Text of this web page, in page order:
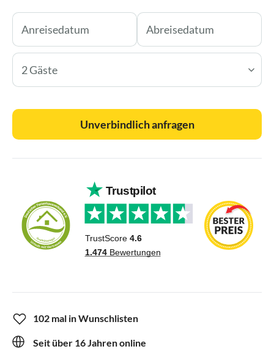
2 Gäste
Unverbindlich anfragen
102 mal in Wunschlisten
Seit über 16 Jahren online